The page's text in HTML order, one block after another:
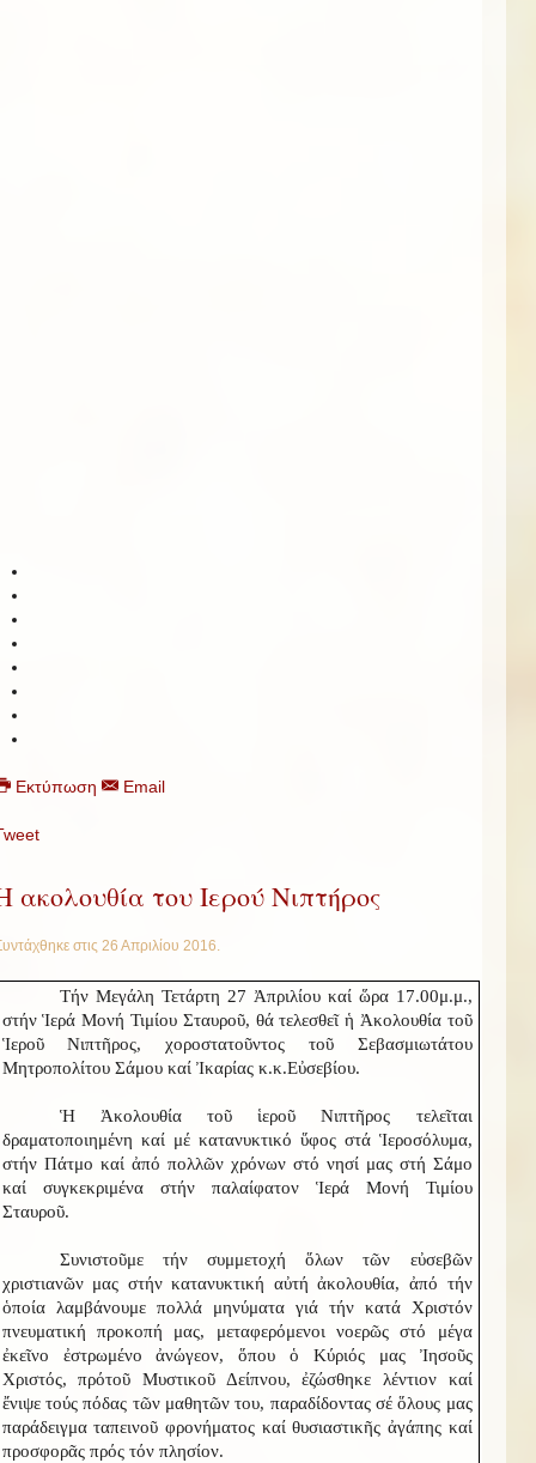
Εκτύπωση Email
ακολουθία του Ιερού Νιπτήρος
στις 26 Απριλίου 2016.
Τήν Μεγάλη Τετάρτη 27 Ἀπριλίου καί ὥρα 17.00μ.μ.,
στήν Ἱερά Μονή Τιμίου Σταυροῦ, θά τελεσθεῖ ἡ Ἀκολουθία τοῦ
Ἱεροῦ Νιπτῆρος, χοροστατοῦντος τοῦ Σεβασμιωτάτου
Μητροπολίτου Σάμου καί Ἰκαρίας κ.κ.Εὐσεβίου.
Ἡ Ἀκολουθία τοῦ ἱεροῦ Νιπτῆρος τελεῖται
δραματοποιημένη καί μέ κατανυκτικό ὕφος στά Ἱεροσόλυμα,
στήν Πάτμο καί ἀπό πολλῶν χρόνων στό νησί μας στή Σάμο
καί συγκεκριμένα στήν παλαίφατον Ἱερά Μονή Τιμίου
Σταυροῦ.
Συνιστοῦμε τήν συμμετοχή ὅλων τῶν εὐσεβῶν
χριστιανῶν μας στήν κατανυκτική αὐτή ἀκολουθία, ἀπό τήν
ὁποία λαμβάνουμε πολλά μηνύματα γιά τήν κατά Χριστόν
πνευματική προκοπή μας, μεταφερόμενοι νοερῶς στό μέγα
ἐκεῖνο ἐστρωμένο ἀνώγεον, ὅπου ὁ Κύριός μας Ἰησοῦς
Χριστός, πρότοῦ Μυστικοῦ Δείπνου, ἐζώσθηκε λέντιον καί
ἔνιψε τούς πόδας τῶν μαθητῶν του, παραδίδοντας σέ ὅλους μας
παράδειγμα ταπεινοῦ φρονήματος καί θυσιαστικῆς ἀγάπης καί
προσφορᾶς πρός τόν πλησίον.